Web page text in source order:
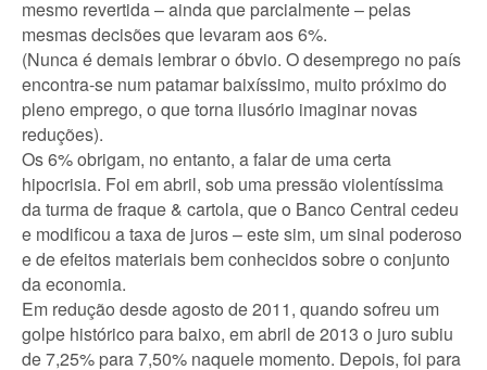
mesmo revertida – ainda que parcialmente – pelas
mesmas decisões que levaram aos 6%.
(Nunca é demais lembrar o óbvio. O desemprego no país
encontra-se num patamar baixíssimo, muito próximo do
pleno emprego, o que torna ilusório imaginar novas
reduções).
Os 6% obrigam, no entanto, a falar de uma certa
hipocrisia. Foi em abril, sob uma pressão violentíssima
da turma de fraque & cartola, que o Banco Central cedeu
e modificou a taxa de juros – este sim, um sinal poderoso
e de efeitos materiais bem conhecidos sobre o conjunto
da economia.
Em redução desde agosto de 2011, quando sofreu um
golpe histórico para baixo, em abril de 2013 o juro subiu
de 7,25% para 7,50% naquele momento. Depois, foi para